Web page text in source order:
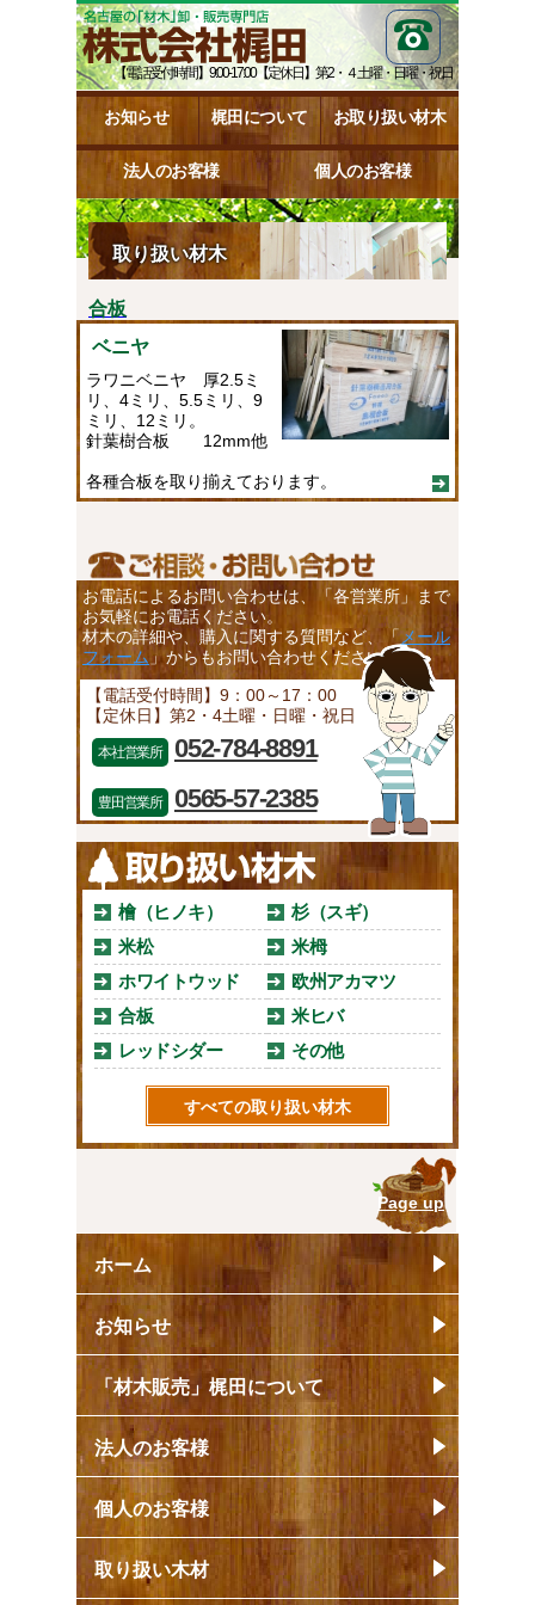
【電話受付時間】9:00-17:00【定休日】第2・４土曜・日曜・祝日
お知らせ 梶田について お取り扱い材木
法人のお客様 個人のお客様
取り扱い材木
合板
ベニヤ
ラワニベニヤ 厚2.5ミ
リ、4ミリ、5.5ミリ、9
ミリ、12ミリ。
針葉樹合板 12mm他
各種合板を取り揃えております。
お電話によるお問い合わせは、「各営業所」まで
お気軽にお電話ください。
材木の詳細や、購入に関する質問など、「メール
フォーム 」からもお問い合わせください。
【電話受付時間】9：00～17：00
【定休日】第2・4土曜・日曜・祝日
本社営業所 052-784-8891
豊田営業所 0565-57-2385
檜（ヒノキ）
杉（スギ）
米松
米栂
ホワイトウッド
欧州アカマツ
合板
米ヒバ
レッドシダー
その他
すべての取り扱い材木
Page up
ホーム
お知らせ
「材木販売」梶田について
法人のお客様
個人のお客様
取り扱い木材